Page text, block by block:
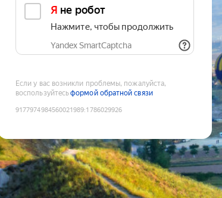
Я не робот
Нажмите, чтобы продолжить
Yandex SmartCaptcha
Если у вас возникли проблемы, пожалуйста,
воспользуйтесьформой обратной связи
9177974984560021989:1786029926